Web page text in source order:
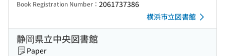
Book Registration Number： 2061737386
横浜市立図書館
静岡県立中央図書館
Paper